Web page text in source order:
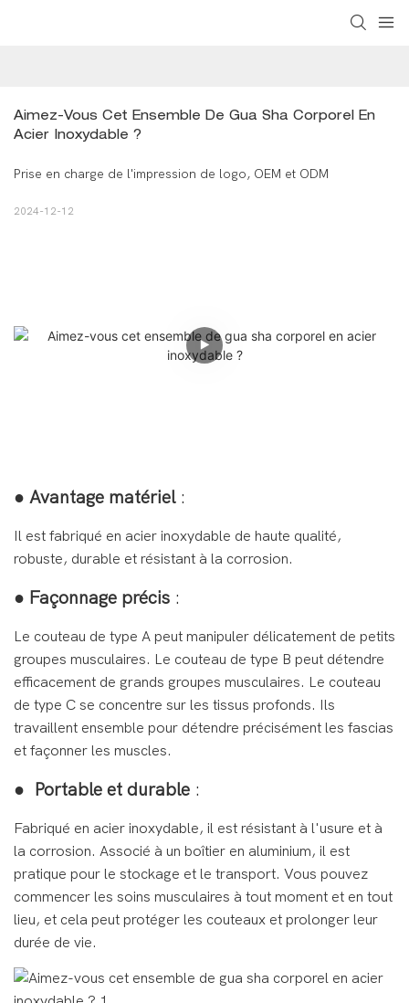
Aimez-Vous Cet Ensemble De Gua Sha Corporel En
Acier Inoxydable ?
Prise en charge de l'impression de logo, OEM et ODM
2024-12-12
● Avantage matériel :
Il est fabriqué en acier inoxydable de haute qualité,
robuste, durable et résistant à la corrosion.
● Façonnage précis :
Le couteau de type A peut manipuler délicatement de petits
groupes musculaires. Le couteau de type B peut détendre
efficacement de grands groupes musculaires. Le couteau
de type C se concentre sur les tissus profonds. Ils
travaillent ensemble pour détendre précisément les fascias
et façonner les muscles.
● Portable et durable :
Fabriqué en acier inoxydable, il est résistant à l'usure et à
la corrosion. Associé à un boîtier en aluminium, il est
pratique pour le stockage et le transport. Vous pouvez
commencer les soins musculaires à tout moment et en tout
lieu, et cela peut protéger les couteaux et prolonger leur
durée de vie.